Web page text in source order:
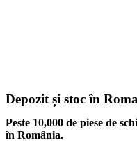
Depozit și stoc în
Peste 10,000 de piese de
în România.